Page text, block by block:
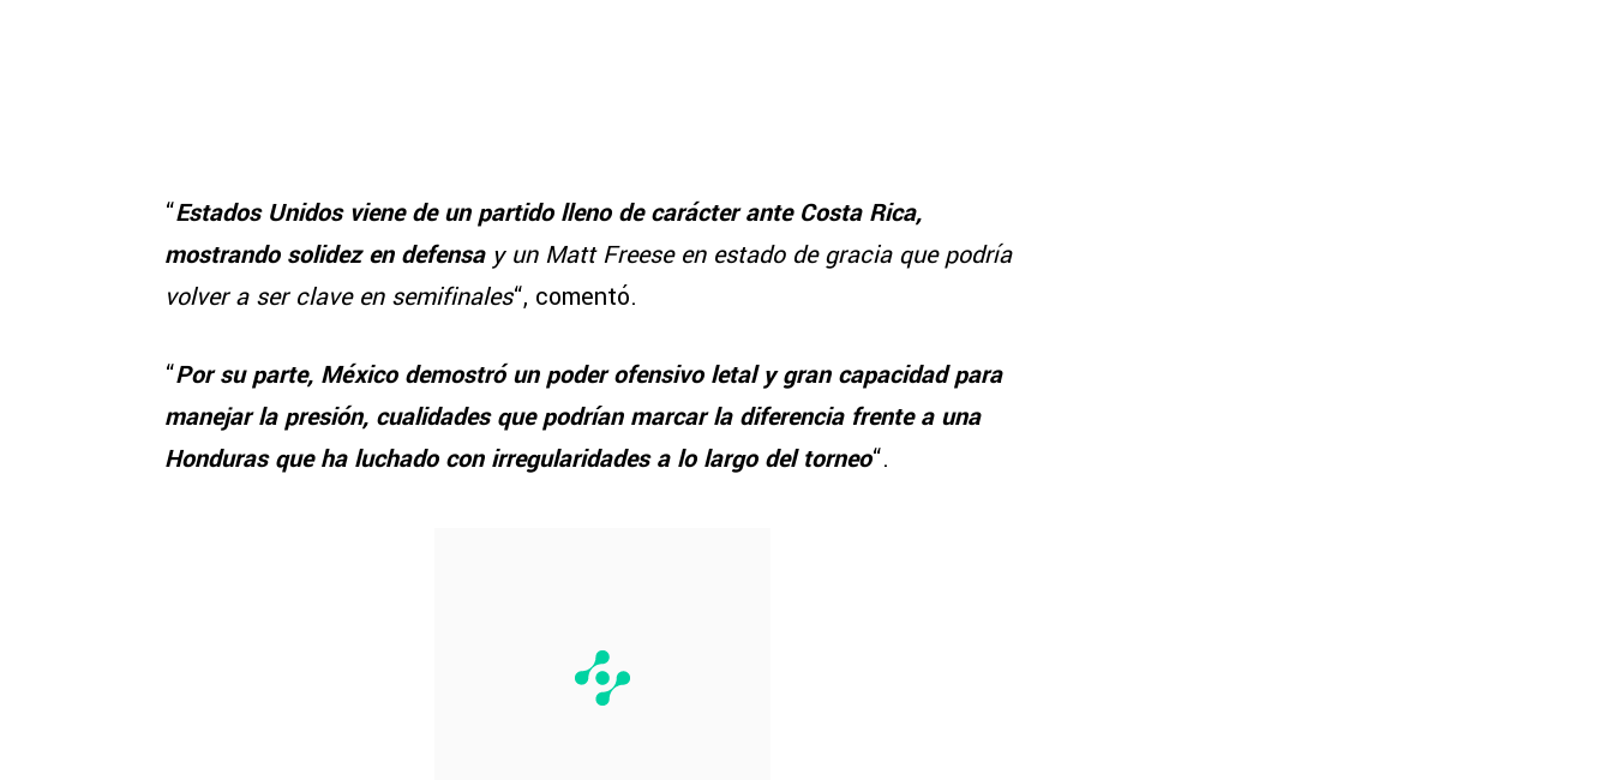
“Estados Unidos viene de un partido lleno de carácter ante Costa Rica,
mostrando solidez en defensay un Matt Freese en estado de gracia que podría
volver a ser clave en semifinales“, comentó.
“Por su parte, México demostró un poder ofensivo letal y gran capacidad para
manejar la presión, cualidades que podrían marcar la diferencia frente a una
Honduras que ha luchado con irregularidades a lo largo del torneo“.